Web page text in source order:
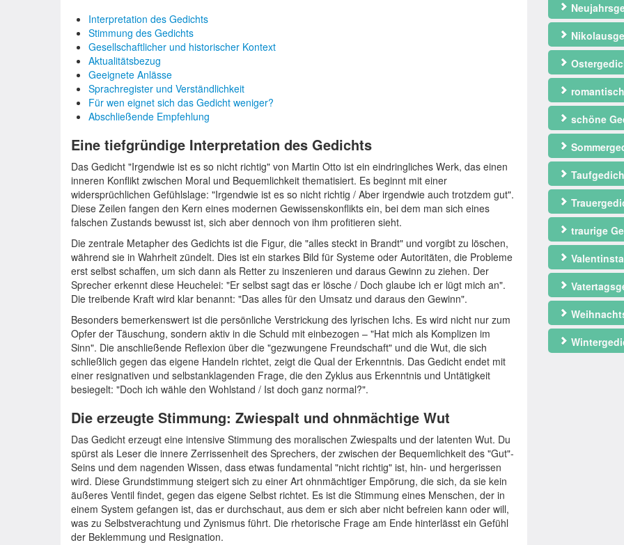
Interpretation des Gedichts
Stimmung des Gedichts
Gesellschaftlicher und historischer Kontext
Aktualitätsbezug
Geeignete Anlässe
Sprachregister und Verständlichkeit
Für wen eignet sich das Gedicht weniger?
Abschließende Empfehlung
Eine tiefgründige Interpretation des Gedichts
Das Gedicht "Irgendwie ist es so nicht richtig" von Martin Otto ist ein eindringliches Werk, das einen
inneren Konflikt zwischen Moral und Bequemlichkeit thematisiert. Es beginnt mit einer
widersprüchlichen Gefühlslage: "Irgendwie ist es so nicht richtig / Aber irgendwie auch trotzdem gut".
Diese Zeilen fangen den Kern eines modernen Gewissenskonflikts ein, bei dem man sich eines
falschen Zustands bewusst ist, sich aber dennoch von ihm profitieren sieht.
Die zentrale Metapher des Gedichts ist die Figur, die "alles steckt in Brandt" und vorgibt zu löschen,
während sie in Wahrheit zündelt. Dies ist ein starkes Bild für Systeme oder Autoritäten, die Probleme
erst selbst schaffen, um sich dann als Retter zu inszenieren und daraus Gewinn zu ziehen. Der
Sprecher erkennt diese Heuchelei: "Er selbst sagt das er lösche / Doch glaube ich er lügt mich an".
Die treibende Kraft wird klar benannt: "Das alles für den Umsatz und daraus den Gewinn".
Besonders bemerkenswert ist die persönliche Verstrickung des lyrischen Ichs. Es wird nicht nur zum
Opfer der Täuschung, sondern aktiv in die Schuld mit einbezogen – "Hat mich als Komplizen im
Sinn". Die anschließende Reflexion über die "gezwungene Freundschaft" und die Wut, die sich
schließlich gegen das eigene Handeln richtet, zeigt die Qual der Erkenntnis. Das Gedicht endet mit
einer resignativen und selbstanklagenden Frage, die den Zyklus aus Erkenntnis und Untätigkeit
besiegelt: "Doch ich wähle den Wohlstand / Ist doch ganz normal?".
Die erzeugte Stimmung: Zwiespalt und ohnmächtige Wut
Das Gedicht erzeugt eine intensive Stimmung des moralischen Zwiespalts und der latenten Wut. Du
spürst als Leser die innere Zerrissenheit des Sprechers, der zwischen der Bequemlichkeit des "Gut"-
Seins und dem nagenden Wissen, dass etwas fundamental "nicht richtig" ist, hin- und hergerissen
wird. Diese Grundstimmung steigert sich zu einer Art ohnmächtiger Empörung, die sich, da sie kein
äußeres Ventil findet, gegen das eigene Selbst richtet. Es ist die Stimmung eines Menschen, der in
einem System gefangen ist, das er durchschaut, aus dem er sich aber nicht befreien kann oder will,
was zu Selbstverachtung und Zynismus führt. Die rhetorische Frage am Ende hinterlässt ein Gefühl
der Beklemmung und Resignation.
schöne
traurige